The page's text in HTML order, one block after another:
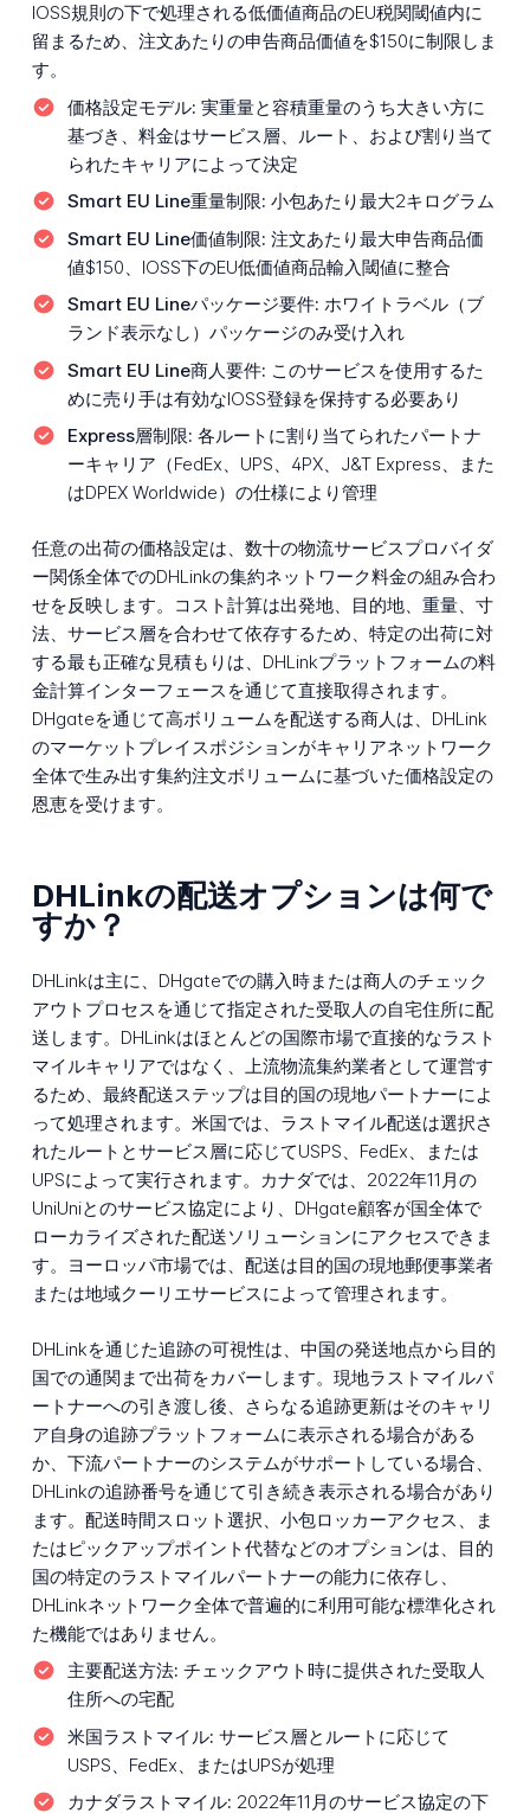
IOSS規則の下で処理される低価値商品のEU税関閾値内に
留まるため、注文あたりの申告商品価値を$150に制限しま
す。
価格設定モデル: 実重量と容積重量のうち大きい方に
基づき、料金はサービス層、ルート、および割り当て
られたキャリアによって決定
Smart EU Line重量制限: 小包あたり最大2キログラム
Smart EU Line価値制限: 注文あたり最大申告商品価
値$150、IOSS下のEU低価値商品輸入閾値に整合
Smart EU Lineパッケージ要件: ホワイトラベル（ブ
ランド表示なし）パッケージのみ受け入れ
Smart EU Line商人要件: このサービスを使用するた
めに売り手は有効なIOSS登録を保持する必要あり
Express層制限: 各ルートに割り当てられたパートナ
ーキャリア（FedEx、UPS、4PX、J&T Express、また
はDPEX Worldwide）の仕様により管理
任意の出荷の価格設定は、数十の物流サービスプロバイダ
ー関係全体でのDHLinkの集約ネットワーク料金の組み合わ
せを反映します。コスト計算は出発地、目的地、重量、寸
法、サービス層を合わせて依存するため、特定の出荷に対
する最も正確な見積もりは、DHLinkプラットフォームの料
金計算インターフェースを通じて直接取得されます。
DHgateを通じて高ボリュームを配送する商人は、DHLink
のマーケットプレイスポジションがキャリアネットワーク
全体で生み出す集約注文ボリュームに基づいた価格設定の
恩恵を受けます。
DHLinkの配送オプションは何で
すか？
DHLinkは主に、DHgateでの購入時または商人のチェック
アウトプロセスを通じて指定された受取人の自宅住所に配
送します。DHLinkはほとんどの国際市場で直接的なラスト
マイルキャリアではなく、上流物流集約業者として運営す
るため、最終配送ステップは目的国の現地パートナーによ
って処理されます。米国では、ラストマイル配送は選択さ
れたルートとサービス層に応じてUSPS、FedEx、または
UPSによって実行されます。カナダでは、2022年11月の
UniUniとのサービス協定により、DHgate顧客が国全体で
ローカライズされた配送ソリューションにアクセスできま
す。ヨーロッパ市場では、配送は目的国の現地郵便事業者
または地域クーリエサービスによって管理されます。
DHLinkを通じた追跡の可視性は、中国の発送地点から目的
国での通関まで出荷をカバーします。現地ラストマイルパ
ートナーへの引き渡し後、さらなる追跡更新はそのキャリ
ア自身の追跡プラットフォームに表示される場合がある
か、下流パートナーのシステムがサポートしている場合、
DHLinkの追跡番号を通じて引き続き表示される場合があり
ます。配送時間スロット選択、小包ロッカーアクセス、ま
たはピックアップポイント代替などのオプションは、目的
国の特定のラストマイルパートナーの能力に依存し、
DHLinkネットワーク全体で普遍的に利用可能な標準化され
た機能ではありません。
主要配送方法: チェックアウト時に提供された受取人
住所への宅配
米国ラストマイル: サービス層とルートに応じて
USPS、FedEx、またはUPSが処理
カナダラストマイル: 2022年11月のサービス協定の下